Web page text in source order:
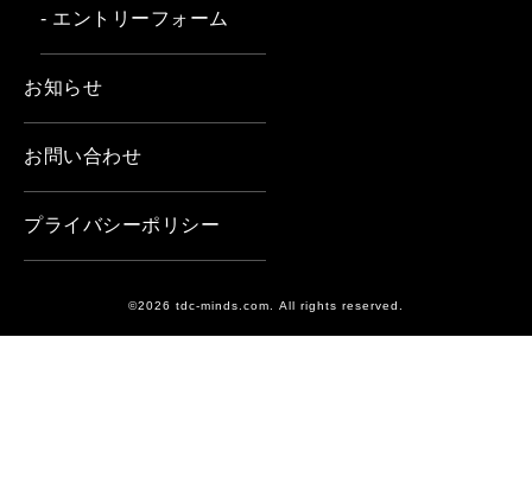
- エントリーフォーム
お知らせ
お問い合わせ
プライバシーポリシー
©2026 tdc-minds.com. All rights reserved.